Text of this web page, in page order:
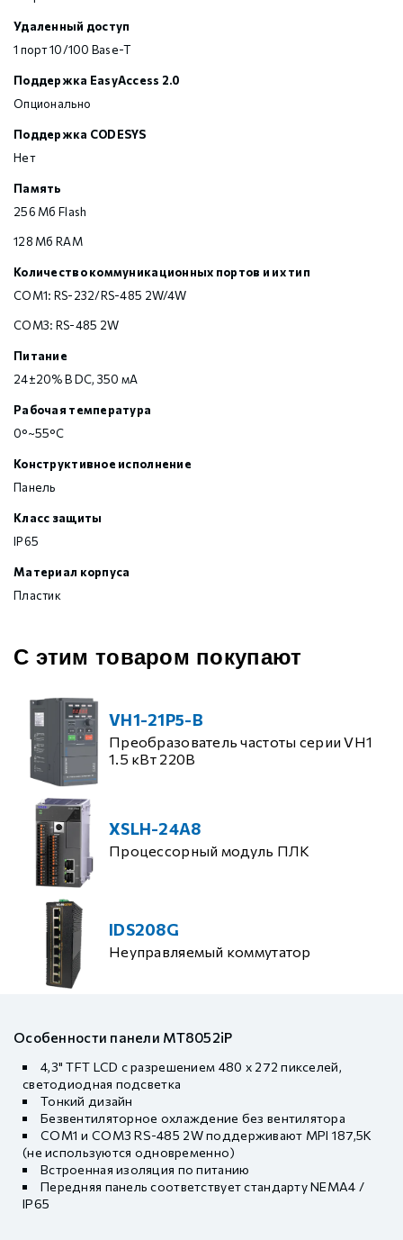
Удаленный доступ
1 порт 10/100 Base-T
Поддержка EasyAccess 2.0
Опционально
Поддержка CODESYS
Нет
Память
256 Мб Flash
128 Мб RAM
Количество коммуникационных портов и их тип
COM1: RS-232/RS-485 2W/4W
COM3: RS-485 2W
Питание
24±20% В DC, 350 мА
Рабочая температура
0°~55°C
Конструктивное исполнение
Панель
Класс защиты
IP65
Материал корпуса
Пластик
С этим товаром покупают
VH1-21P5-B
Преобразователь частоты серии VH1
1.5 кВт 220В
XSLH-24A8
Процессорный модуль ПЛК
IDS208G
Неуправляемый коммутатор
Особенности панели MT8052iP
4,3" TFT LCD с разрешением 480 x 272 пикселей,
светодиодная подсветка
Тонкий дизайн
Безвентиляторное охлаждение без вентилятора
COM1 и COM3 RS-485 2W поддерживают MPI 187,5K
(не используются одновременно)
Встроенная изоляция по питанию
Передняя панель соответствует стандарту NEMA4 /
IP65